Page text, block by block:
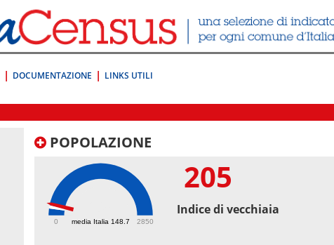
DOCUMENTAZIONE LINKS UTILI
POPOLAZIONE
media Italia 148.7
0 2850
205
Indice di vecchiaia